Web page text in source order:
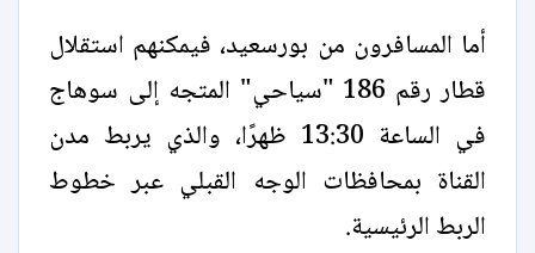
أما المسافرون من بورسعيد، فيمكنهم استقلال
قطار رقم 186 "سياحي" المتجه إلى سوهاج
في الساعة 13:30 ظهرًا، والذي يربط مدن
القناة بمحافظات الوجه القبلي عبر خطوط
الربط الرئيسية.